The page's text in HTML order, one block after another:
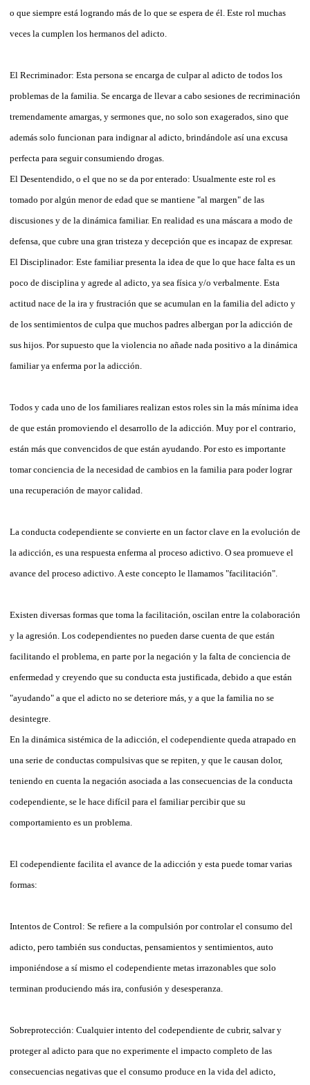
o que siempre está logrando más de lo que se espera de él. Este rol muchas
veces la cumplen los hermanos del adicto.
El Recriminador: Esta persona se encarga de culpar al adicto de todos los
problemas de la familia. Se encarga de llevar a cabo sesiones de recriminación
tremendamente amargas, y sermones que, no solo son exagerados, sino que
además solo funcionan para indignar al adicto, brindándole así una excusa
perfecta para seguir consumiendo drogas.
El Desentendido, o el que no se da por enterado: Usualmente este rol es
tomado por algún menor de edad que se mantiene "al margen" de las
discusiones y de la dinámica familiar. En realidad es una máscara a modo de
defensa, que cubre una gran tristeza y decepción que es incapaz de expresar.
El Disciplinador: Este familiar presenta la idea de que lo que hace falta es un
poco de disciplina y agrede al adicto, ya sea física y/o verbalmente. Esta
actitud nace de la ira y frustración que se acumulan en la familia del adicto y
de los sentimientos de culpa que muchos padres albergan por la adicción de
sus hijos. Por supuesto que la violencia no añade nada positivo a la dinámica
familiar ya enferma por la adicción.
Todos y cada uno de los familiares realizan estos roles sin la más mínima idea
de que están promoviendo el desarrollo de la adicción. Muy por el contrario,
están más que convencidos de que están ayudando. Por esto es importante
tomar conciencia de la necesidad de cambios en la familia para poder lograr
una recuperación de mayor calidad.
La conducta codependiente se convierte en un factor clave en la evolución de
la adicción, es una respuesta enferma al proceso adictivo. O sea promueve el
avance del proceso adictivo. A este concepto le llamamos "facilitación".
Existen diversas formas que toma la facilitación, oscilan entre la colaboración
y la agresión. Los codependientes no pueden darse cuenta de que están
facilitando el problema, en parte por la negación y la falta de conciencia de
enfermedad y creyendo que su conducta esta justificada, debido a que están
"ayudando" a que el adicto no se deteriore más, y a que la familia no se
desintegre.
En la dinámica sistémica de la adicción, el codependiente queda atrapado en
una serie de conductas compulsivas que se repiten, y que le causan dolor,
teniendo en cuenta la negación asociada a las consecuencias de la conducta
codependiente, se le hace difícil para el familiar percibir que su
comportamiento es un problema.
El codependiente facilita el avance de la adicción y esta puede tomar varias
formas:
Intentos de Control: Se refiere a la compulsión por controlar el consumo del
adicto, pero también sus conductas, pensamientos y sentimientos, auto
imponiéndose a sí mismo el codependiente metas irrazonables que solo
terminan produciendo más ira, confusión y desesperanza.
Sobreprotección: Cualquier intento del codependiente de cubrir, salvar y
proteger al adicto para que no experimente el impacto completo de las
consecuencias negativas que el consumo produce en la vida del adicto,